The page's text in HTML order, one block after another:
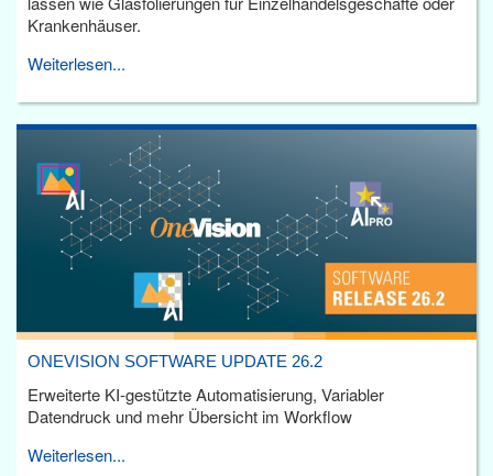
Krankenhäuser.
Weiterlesen...
ONEVISION SOFTWARE UPDATE 26.2
Erweiterte KI-gestützte Automatisierung, Variabler
Datendruck und mehr Übersicht im Workflow
Weiterlesen...